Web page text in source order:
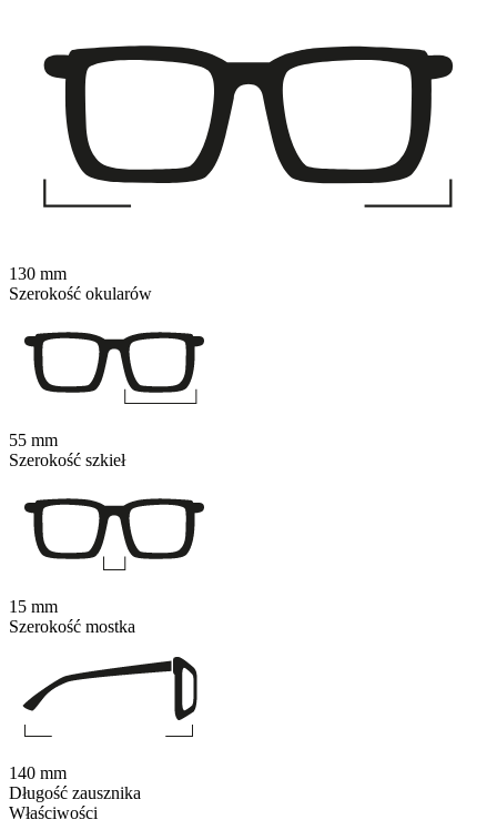
Właściwości
130 mm
Szerokość okularów
55 mm
Szerokość szkieł
15 mm
Szerokość mostka
140 mm
Długość zausznika